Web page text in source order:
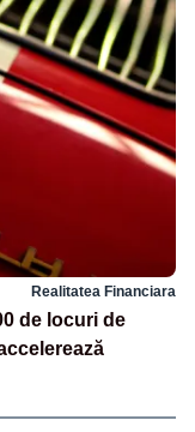
Realitatea Financiara
de locuri de